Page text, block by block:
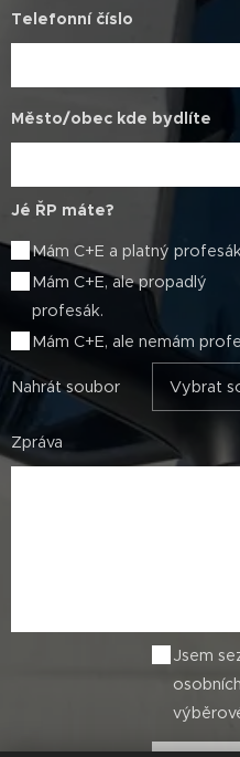
Telefonní číslo
Město/obec kde bydlíte
Jé ŘP máte?
Mám C+E a platný
Mám C+E, ale propadlý
profesák.
Mám C+E, ale nemám
Nahrát soubor Vybrat
Zpráva
Jsem